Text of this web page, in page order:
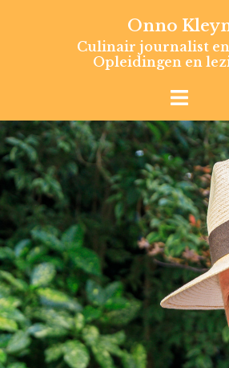
Onno
Culinair journalist
Opleidingen en